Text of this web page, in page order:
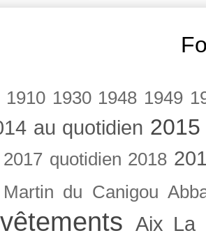
1910 1930 1948 1949
au quotidien
2017 quotidien 2018
du Canigou
Aix La